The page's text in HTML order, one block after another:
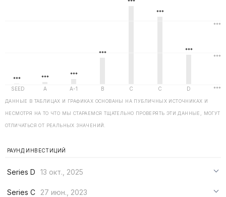
ДАННЫЕ В ТАБЛИЦАХ И ГРАФИКАХ ОСНОВАНЫ НА ПУБЛИЧНЫХ ИСТОЧНИКАХ И
НЕСМОТРЯ НА ТО ЧТО МЫ СТАРАЕМСЯ ТЩАТЕЛЬНО ПРОВЕРЯТЬ ЭТИ ДАННЫЕ, МОГУТ
ОТЛИЧАТЬСЯ ОТ РЕАЛЬНЫХ ЗНАЧЕНИЙ.
РАУНД ИНВЕСТИЦИЙ
Series D
13 окт., 2025
***
Series C
27 июн., 2023